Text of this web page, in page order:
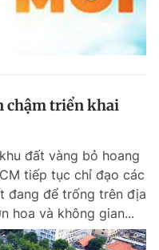
chậm triển khai
đất vàng bỏ hoang
tiếp tục chỉ đạo các
đang để trống trên địa
hoa và không gian...